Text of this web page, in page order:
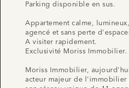
Parking disponible en sus.
Appartement calme,
agencé et sans perte
A visiter rapidement.
Exclusivité Moriss Immobilier.
Moriss Immobilier,
acteur majeur de l'immobilier